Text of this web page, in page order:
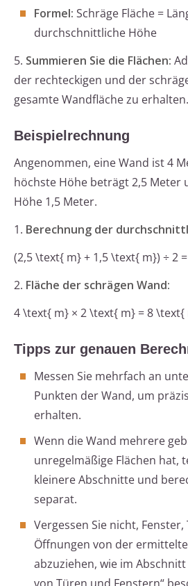
Formel: Schräge Fläche =
durchschnittliche Höhe
5. Summieren Sie die Flächen:
der rechteckigen und der
gesamte Wandfläche zu erhalten.
Beispielrechnung
Angenommen, eine Wand ist 4
höchste Höhe beträgt 2,5 Meter
Höhe 1,5 Meter.
1. Berechnung der
(2,5 \text{ m} + 1,5 \text{ m}) ÷ 2
2. Fläche der schrägen Wand:
4 \text{ m} × 2 \text{ m} = 8 \text{
Tipps zur genauen
Messen Sie mehrfach an
Punkten der Wand, um
erhalten.
Wenn die Wand mehrere
unregelmäßige Flächen hat,
kleinere Abschnitte und
separat.
Vergessen Sie nicht,
Öffnungen von der
abzuziehen, wie im